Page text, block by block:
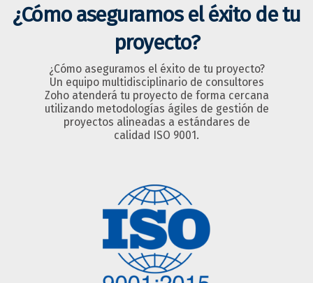
¿Cómo aseguramos el éxito de tu
proyecto?
¿Cómo aseguramos el éxito de tu proyecto?
Un equipo multidisciplinario de consultores
Zoho atenderá tu proyecto de forma cercana
utilizando metodologías ágiles de gestión de
proyectos alineadas a estándares de
calidad ISO 9001.